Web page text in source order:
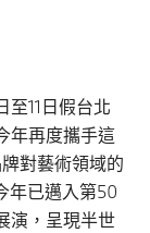
至11日假台北
年再度攜手這
對藝術領域的
年已邁入第50
演，呈現半世